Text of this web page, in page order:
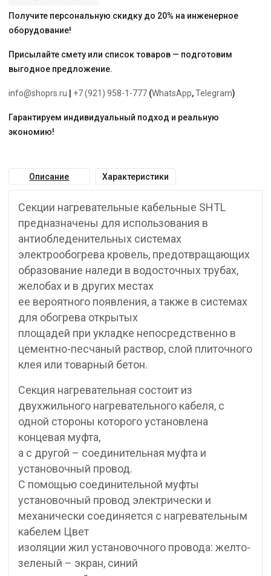
Получите персональную скидку до 20% на инженерное
оборудование!
Присылайте смету или список товаров — подготовим
выгодное предложение.
info@shoprs.ru +7 (921) 958-1-777 (WhatsApp,Telegram)
Гарантируем индивидуальный подход и реальную
экономию!
Описание Характеристики
Секции нагревательные кабельные SHTL
предназначены для использования в
антиобледенительных системах
электрообогрева кровель, предотвращающих
образование наледи в водосточных трубах,
желобах и в других местах
ее вероятного появления, а также в системах
для обогрева открытых
площадей при укладке непосредственно в
цементно-песчаный раствор, слой плиточного
клея или товарный бетон.
Секция нагревательная состоит из
двухжильного нагревательного кабеля, с
одной стороны которого установлена
концевая муфта,
а с другой – соединительная муфта и
установочный провод.
С помощью соединительной муфты
установочный провод электрически и
механически соединяется с нагревательным
кабелем Цвет
изоляции жил установочного провода: желто-
зеленый – экран, синий